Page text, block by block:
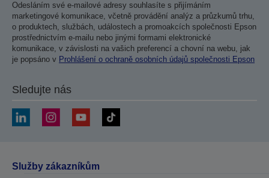
Odesláním své e-mailové adresy souhlasíte s přijímáním
marketingové komunikace, včetně provádění analýz a průzkumů trhu,
o produktech, službách, událostech a promoakcích společnosti Epson
prostřednictvím e-mailu nebo jinými formami elektronické
komunikace, v závislosti na vašich preferencí a chovní na webu, jak
je popsáno v Prohlášení o ochraně osobních údajů společnosti Epson
Sledujte nás
Služby zákazníkům